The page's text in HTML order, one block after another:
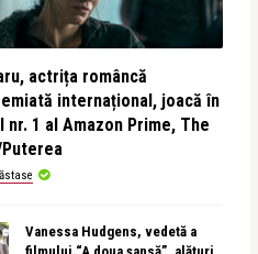
actrița româncă
internațional, joacă în
nr. 1 al Amazon Prime, The
Vanessa Hudgens, vedetă a